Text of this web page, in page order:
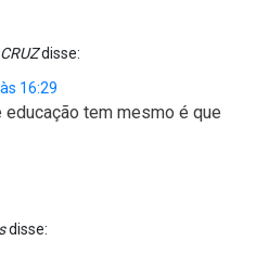
disse:
16:29
tem mesmo é que
disse: